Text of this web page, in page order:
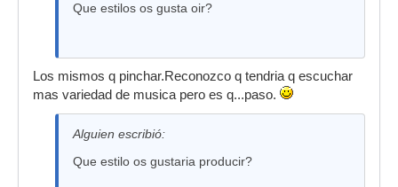
Que estilos os gusta oir?
Los mismos q pinchar.Reconozco q tendria q escuchar
mas variedad de musica pero es q...paso.
Alguien escribió:
Que estilo os gustaria producir?